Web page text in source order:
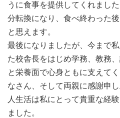
うに食事を提供してくれまし
分転換になり、食べ終わった
と思えます。
最後になりましたが、今まで
た校舎長をはじめ学務、教務
と栄養面で心身ともに支えて
なさん、そして両親に感謝申
人生活は私にとって貴重な経
ました。